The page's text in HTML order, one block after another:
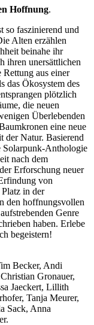
Hoffnung.
so faszinierend und
Alten erzählen
beinahe ihr
ihren unersättlichen
aus einer
das Ökosystem des
plötzlich
die neuen
Überlebenden
eine neue
der Natur. Basierend
Solarpunk-Anthologie
nach dem
Erforschung neuer
von
in der
den hoffnungsvollen
Genre
haben. Erlebe
begeistern!
Becker, Andi
Gronauer,
Jaeckert, Lillith
Tanja Meurer,
Sack, Anna